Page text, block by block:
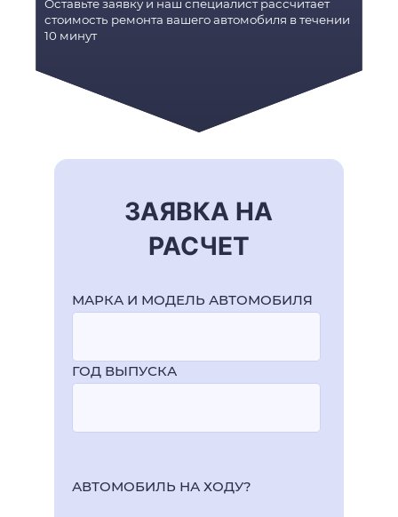
Оставьте заявку и наш специалист рассчитает
стоимость ремонта вашего автомобиля в течении
10 минут
ЗАЯВКА НА
РАСЧЕТ
МАРКА И МОДЕЛЬ АВТОМОБИЛЯ
ГОД ВЫПУСКА
АВТОМОБИЛЬ НА ХОДУ?